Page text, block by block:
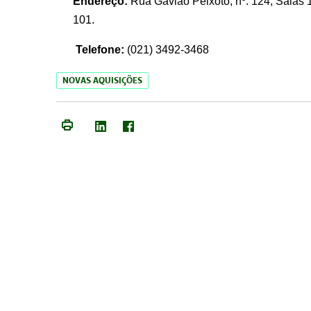
101.
Telefone: (021) 3492-3468
NOVAS AQUISIÇÕES